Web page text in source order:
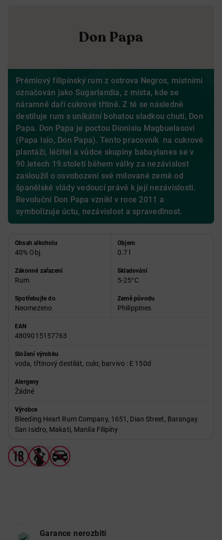
Don Papa
Prémiový filipínský rum z ostrova Negros, místními
označován jako Sugarlandia, z místa, kde se
náramně daří cukrové třtině. Z té se následně
destiluje rum s unikátní bohatou sladkou chutí, Don
Papa. Don Papa je poctou Dionisiu Magbuelasovi
(Papa Isio, Don Papa). Tento pracovník na cukrové
plantáži, léčitel a vůdce skupiny babaylanes se v
90.letech 19.století během války za nezávislost
zasloužil o osvobození své milované země od
španělské vlády vedoucí právě k její nezávislosti.
Revoluční Don Papa vznikl v roce 2011 a
symbolizuje úctu, nezávislost a spravedlnost.
Obsah alkoholu
40% Obj.
Objem
0.7 l
Zákonné zařazení
Rum
Skladování
5-25°C
Spotřebujte do
Neomezeno
Země původu
Philippines
EAN
4809015157763
Složení výrobku
voda, třtinový destilát, cukr, barvivo : E 150d
Alergeny
Žádné
Výrobce
Bleeding Heart Rum Company, 1651, Dian Street, Barangay
San Isidro, Makati, Manila Filipíny
Garance nerozbití